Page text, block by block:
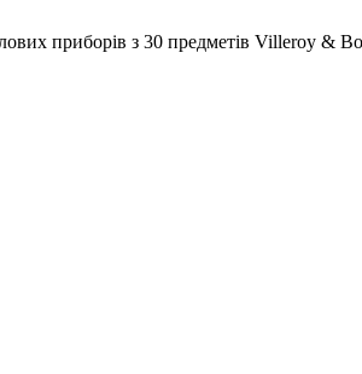
приборів з 30 предметів Villeroy &